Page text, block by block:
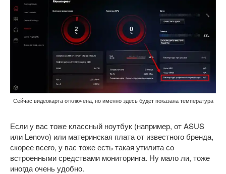
Сейчас видеокарта отключена, но именно здесь будет показана температура
Если у вас тоже классный ноутбук (например, от ASUS
или Lenovo) или материнская плата от известного бренда,
скорее всего, у вас тоже есть такая утилита со
встроенными средствами мониторинга. Ну мало ли, тоже
иногда очень удобно.